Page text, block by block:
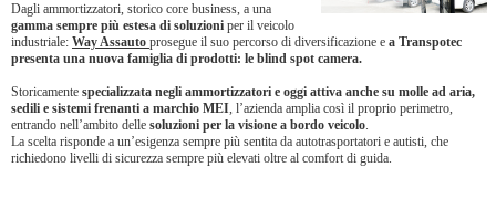
Dagli ammortizzatori, storico core business, a una
gamma sempre più estesa di soluzioni per il veicolo
industriale: Way Assauto prosegue il suo percorso di diversificazione e a Transpotec
presenta una nuova famiglia di prodotti: le blind spot camera.
Storicamente specializzata negli ammortizzatori e oggi attiva anche su molle ad aria,
sedili e sistemi frenanti a marchio MEI, l’azienda amplia così il proprio perimetro,
entrando nell’ambito delle soluzioni per la visione a bordo veicolo.
La scelta risponde a un’esigenza sempre più sentita da autotrasportatori e autisti, che
richiedono livelli di sicurezza sempre più elevati oltre al comfort di guida.